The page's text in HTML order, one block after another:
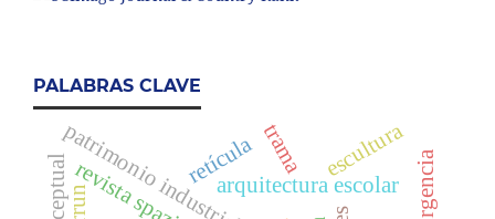
PALABRAS CLAVE
arquitectura escolar
patrimonio industrial
retícula escultura
trama
revista spazio